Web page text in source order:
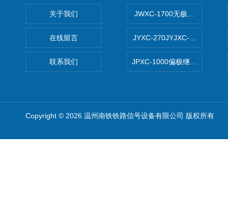
关于我们
在线留言
联系我们
JWXC-1700无极继电器
JYXC-270JYJXC-135/220
JPXC-1000偏极继电器 南铁
Copyright © 2026 温州南铁铁路信号设备有限公司 版权所有